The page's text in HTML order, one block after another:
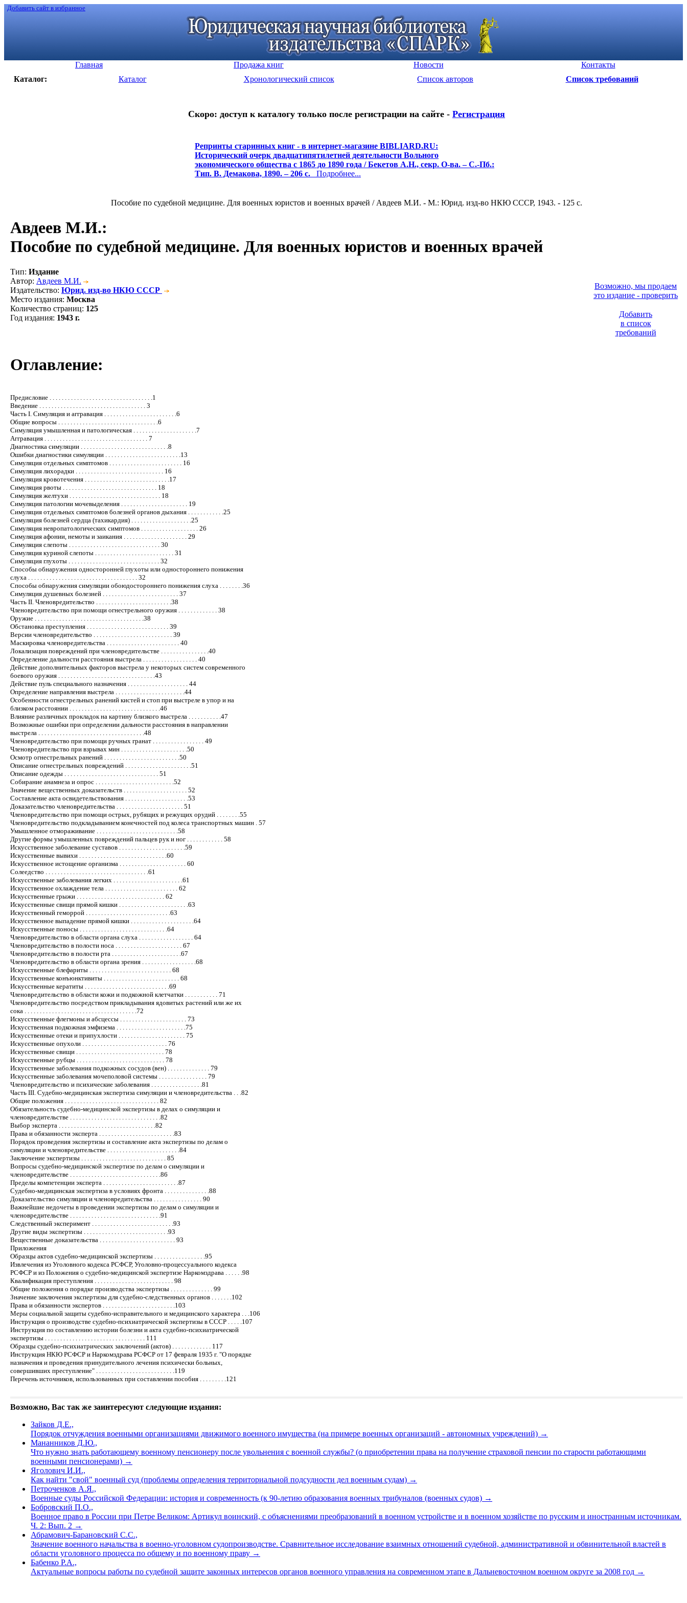
Добавить сайт в избранное
Главная Продажа книг Новости
Контакты
Каталог:
Каталог Хронологический список Список авторов Список требований
Скоро: доступ к каталогу только после регистрации на сайте - Регистрация
Репринты старинных книг - в интернет-магазине BIBLIARD.RU:
Исторический очерк двадцатипятилетней деятельности Вольного
экономического общества с 1865 до 1890 года / Бекетов А.Н., секр. О-ва. – С.-Пб.:
Тип. В. Демакова, 1890. – 206 с. Подробнее...
Пособие по судебной медицине. Для военных юристов и военных врачей / Авдеев М.И. - М.: Юрид. изд-во НКЮ СССР, 1943. - 125 c.
Авдеев М.И.:
Пособие по судебной медицине. Для военных юристов и военных врачей
Тип: Издание
Автор: Авдеев М.И.
Издательство: Юрид. изд-во НКЮ СССР
Место издания: Москва
Количество страниц: 125
Год издания: 1943 г.
Возможно, мы продаем
это издание - проверить
Добавить
в список
требований
Оглавление:
Предисловие . . . . . . . . . . . . . . . . . . . . . . . . . . . . . . . . . .1
Введение . . . . . . . . . . . . . . . . . . . . . . . . . . . . . . . . . . . 3
Часть I. Симуляция и аггравация . . . . . . . . . . . . . . . . . . . . . . . .6
Общие вопросы . . . . . . . . . . . . . . . . . . . . . . . . . . . . . . . . .6
Симуляция умышленная и патологическая . . . . . . . . . . . . . . . . . . . . .7
Аггравация . . . . . . . . . . . . . . . . . . . . . . . . . . . . . . . . . . 7
Диагностика симуляции . . . . . . . . . . . . . . . . . . . . . . . . . . . . .8
Ошибки диагностики симуляции . . . . . . . . . . . . . . . . . . . . . . . . .13
Симуляция отдельных симптомов . . . . . . . . . . . . . . . . . . . . . . . . 16
Симуляция лихорадки . . . . . . . . . . . . . . . . . . . . . . . . . . . . . 16
Симуляция кровотечения . . . . . . . . . . . . . . . . . . . . . . . . . . . .17
Симуляция рвоты . . . . . . . . . . . . . . . . . . . . . . . . . . . . . . . 18
Симуляция желтухи . . . . . . . . . . . . . . . . . . . . . . . . . . . . . . 18
Симуляция патологии мочевыделения . . . . . . . . . . . . . . . . . . . . . . 19
Симуляция отдельных симптомов болезней органов дыхания . . . . . . . . . . . .25
Симуляция болезней сердца (тахикардия) . . . . . . . . . . . . . . . . . . . .25
Симуляция невропатологических симптомов . . . . . . . . . . . . . . . . . . . 26
Симуляция афонии, немоты и заикания . . . . . . . . . . . . . . . . . . . . . 29
Симуляция слепоты . . . . . . . . . . . . . . . . . . . . . . . . . . . . . . 30
Симуляция куриной слепоты . . . . . . . . . . . . . . . . . . . . . . . . . . 31
Симуляция глухоты . . . . . . . . . . . . . . . . . . . . . . . . . . . . . . 32
Способы обнаружения односторонней глухоты или одностороннего понижения
слуха . . . . . . . . . . . . . . . . . . . . . . . . . . . . . . . . . . . . 32
Способы обнаружения симуляции обоюдостороннего понижения слуха . . . . . . . .36
Симуляция душевных болезней . . . . . . . . . . . . . . . . . . . . . . . . . 37
Часть II. Членовредительство . . . . . . . . . . . . . . . . . . . . . . . . .38
Членовредительство при помощи огнестрельного оружия . . . . . . . . . . . . . 38
Оружие . . . . . . . . . . . . . . . . . . . . . . . . . . . . . . . . . . . .38
Обстановка преступления . . . . . . . . . . . . . . . . . . . . . . . . . . . 39
Версии членовредительство . . . . . . . . . . . . . . . . . . . . . . . . . . 39
Маскировка членовредительства . . . . . . . . . . . . . . . . . . . . . . . . 40
Локализация повреждений при членовредительстве . . . . . . . . . . . . . . . .40
Определение дальности расстояния выстрела . . . . . . . . . . . . . . . . . . 40
Действие дополнительных факторов выстрела у некоторых систем современного
боевого оружия . . . . . . . . . . . . . . . . . . . . . . . . . . . . . . . .43
Действие пуль специального назначения . . . . . . . . . . . . . . . . . . . . 44
Определение направления выстрела . . . . . . . . . . . . . . . . . . . . . . .44
Особенности огнестрельных ранений кистей и стоп при выстреле в упор и на
близком расстоянии . . . . . . . . . . . . . . . . . . . . . . . . . . . . . .46
Влияние различных прокладок на картину близкого выстрела . . . . . . . . . . .47
Возможные ошибки при определении дальности расстояния в направлении
выстрела . . . . . . . . . . . . . . . . . . . . . . . . . . . . . . . . . . .48
Членовредительство при помощи ручных гранат . . . . . . . . . . . . . . . . . 49
Членовредительство при взрывах мин . . . . . . . . . . . . . . . . . . . . . .50
Осмотр огнестрельных ранений . . . . . . . . . . . . . . . . . . . . . . . . .50
Описание огнестрельных повреждений . . . . . . . . . . . . . . . . . . . . . .51
Описание одежды . . . . . . . . . . . . . . . . . . . . . . . . . . . . . . . 51
Собирание анамнеза и опрос . . . . . . . . . . . . . . . . . . . . . . . . . .52
Значение вещественных доказательств . . . . . . . . . . . . . . . . . . . . . 52
Составление акта освидетельствования . . . . . . . . . . . . . . . . . . . . .53
Доказательство членовредительства . . . . . . . . . . . . . . . . . . . . . . 51
Членовредительство при помощи острых, рубящих и режущих орудий . . . . . . . .55
Членовредительство подкладыванием конечностей под колеса транспортных машин . 57
Умышленное отмораживание . . . . . . . . . . . . . . . . . . . . . . . . . . .58
Другие формы умышленных повреждений пальцев рук и ног . . . . . . . . . . . . 58
Искусственное заболевание суставов . . . . . . . . . . . . . . . . . . . . . .59
Искусственные вывихи . . . . . . . . . . . . . . . . . . . . . . . . . . . . .60
Искусственное истощение организма . . . . . . . . . . . . . . . . . . . . . . 60
Солеедство . . . . . . . . . . . . . . . . . . . . . . . . . . . . . . . . . .61
Искусственные заболевания легких . . . . . . . . . . . . . . . . . . . . . . .61
Искусственное охлаждение тела . . . . . . . . . . . . . . . . . . . . . . . . 62
Искусственные грыжи . . . . . . . . . . . . . . . . . . . . . . . . . . . . . 62
Искусственные свищи прямой кишки . . . . . . . . . . . . . . . . . . . . . . .63
Искусственный геморрой . . . . . . . . . . . . . . . . . . . . . . . . . . . .63
Искусственное выпадение прямой кишки . . . . . . . . . . . . . . . . . . . . .64
Искусственные поносы . . . . . . . . . . . . . . . . . . . . . . . . . . . . .64
Членовредительство в области органа слуха . . . . . . . . . . . . . . . . . . 64
Членовредительство в полости носа . . . . . . . . . . . . . . . . . . . . . . 67
Членовредительство в полости рта . . . . . . . . . . . . . . . . . . . . . . .67
Членовредительство в области органа зрения . . . . . . . . . . . . . . . . . .68
Искусственные блефариты . . . . . . . . . . . . . . . . . . . . . . . . . . . 68
Искусственные конъюнктивиты . . . . . . . . . . . . . . . . . . . . . . . . . 68
Искусственные кератиты . . . . . . . . . . . . . . . . . . . . . . . . . . . .69
Членовредительство в области кожи и подкожной клетчатки . . . . . . . . . . . 71
Членовредительство посредством прикладывания ядовитых растений или же их
сока . . . . . . . . . . . . . . . . . . . . . . . . . . . . . . . . . . . . .72
Искусственные флегмоны и абсцессы . . . . . . . . . . . . . . . . . . . . . . 73
Искусственная подкожная эмфизема . . . . . . . . . . . . . . . . . . . . . . .75
Искусственные отеки и припухлости . . . . . . . . . . . . . . . . . . . . . . 75
Искусственные опухоли . . . . . . . . . . . . . . . . . . . . . . . . . . . . 76
Искусственные свищи . . . . . . . . . . . . . . . . . . . . . . . . . . . . . 78
Искусственные рубцы . . . . . . . . . . . . . . . . . . . . . . . . . . . . . 78
Искусственные заболевания подкожных сосудов (вен) . . . . . . . . . . . . . . 79
Искусственные заболевания мочеполовой системы . . . . . . . . . . . . . . . . 79
Членовредительство и психические заболевания . . . . . . . . . . . . . . . . .81
Часть III. Судебно-медицинская экспертиза симуляции и членовредительства . . .82
Общие положения . . . . . . . . . . . . . . . . . . . . . . . . . . . . . . . 82
Обязательность судебно-медицинской экспертизы в делах о симуляции и
членовредительстве . . . . . . . . . . . . . . . . . . . . . . . . . . . . . .82
Выбор эксперта . . . . . . . . . . . . . . . . . . . . . . . . . . . . . . . .82
Права и обязанности эксперта . . . . . . . . . . . . . . . . . . . . . . . . .83
Порядок проведения экспертизы и составление акта экспертизы по делам о
симуляции и членовредительстве . . . . . . . . . . . . . . . . . . . . . . . .84
Заключение экспертизы . . . . . . . . . . . . . . . . . . . . . . . . . . . . 85
Вопросы судебно-медицинской экспертизе по делам о симуляции и
членовредительстве . . . . . . . . . . . . . . . . . . . . . . . . . . . . . .86
Пределы компетенции эксперта . . . . . . . . . . . . . . . . . . . . . . . . .87
Судебно-медицинская экспертиза в условиях фронта . . . . . . . . . . . . . . .88
Доказательство симуляции и членовредительства . . . . . . . . . . . . . . . . 90
Важнейшие недочеты в проведении экспертизы по делам о симуляции и
членовредительстве . . . . . . . . . . . . . . . . . . . . . . . . . . . . . .91
Следственный эксперимент . . . . . . . . . . . . . . . . . . . . . . . . . . .93
Другие виды экспертизы . . . . . . . . . . . . . . . . . . . . . . . . . . . .93
Вещественные доказательства . . . . . . . . . . . . . . . . . . . . . . . . . 93
Приложения
Образцы актов судебно-медицинской экспертизы . . . . . . . . . . . . . . . . .95
Извлечения из Уголовного кодекса РСФСР, Уголовно-процессуального кодекса
РСФСР и из Положения о судебно-медицинской экспертизе Наркомздрава . . . . . .98
Квалификация преступления . . . . . . . . . . . . . . . . . . . . . . . . . . 98
Общие положения о порядке производства экспертизы . . . . . . . . . . . . . . 99
Значение заключения экспертизы для судебно-следственных органов . . . . . . .102
Права и обязанности экспертов . . . . . . . . . . . . . . . . . . . . . . . .103
Меры социальной защиты судебно-исправительного и медицинского характера . . .106
Инструкция о производстве судебно-психиатрической экспертизы в СССР . . . . .107
Инструкция по составлению истории болезни и акта судебно-психиатрической
экспертизы . . . . . . . . . . . . . . . . . . . . . . . . . . . . . . . . . 111
Образцы судебно-психиатрических заключений (актов) . . . . . . . . . . . . . 117
Инструкция НКЮ РСФСР и Наркомздрава РСФСР от 17 февраля 1935 г. "О порядке
назначения и проведения принудительного лечения психически больных,
совершивших преступление" . . . . . . . . . . . . . . . . . . . . . . . . . .119
Перечень источников, использованных при составлении пособия . . . . . . . . .121
Возможно, Вас так же заинтересуют следующие издания:
Зайков Д.Е.,
Порядок отчуждения военными организациями движимого военного имущества (на примере военных организаций - автономных учреждений) →
Мананников Д.Ю.,
Что нужно знать работающему военному пенсионеру после увольнения с военной службы? (о приобретении права на получение страховой пенсии по старости работающими
военными пенсионерами) →
Яголович И.И.,
Как найти "свой" военный суд (проблемы определения территориальной подсудности дел военным судам) →
Петроченков А.Я.,
Военные суды Российской Федерации: история и современность (к 90-летию образования военных трибуналов (военных судов) →
Бобровский П.О.,
Военное право в России при Петре Великом: Артикул воинский, с объяснениями преобразований в военном устройстве и в военном хозяйстве по русским и иностранным источникам.
Ч. 2: Вып. 2 →
Абрамович-Барановский С.С.,
Значение военного начальства в военно-уголовном судопроизводстве. Сравнительное исследование взаимных отношений судебной, административной и обвинительной властей в
области уголовного процесса по общему и по военному праву →
Бабенко Р.А.,
Актуальные вопросы работы по судебной защите законных интересов органов военного управления на современном этапе в Дальневосточном военном округе за 2008 год →